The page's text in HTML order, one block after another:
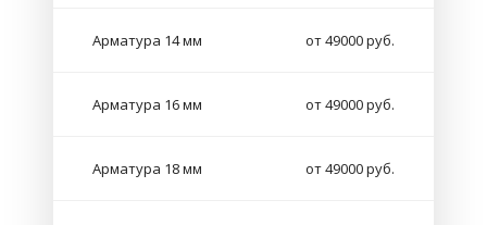
Арматура 14 мм от 49000 руб.
Арматура 16 мм от 49000 руб.
Арматура 18 мм от 49000 руб.